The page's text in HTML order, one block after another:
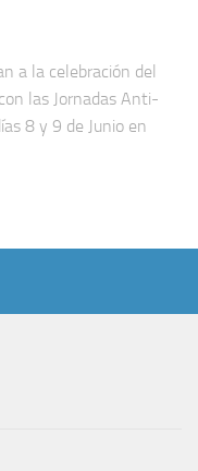
a la celebración del
las Jornadas Anti-
8 y 9 de Junio en